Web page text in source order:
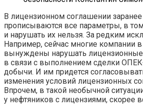
В лицензионном соглашении заранее
прописываются все параметры, в
и нарушать их нельзя. За редким
Например, сейчас многие компании
вынуждены нарушать
в связи с выполнением сделки
добычи. И им придется
изменения условий лицензионных
Впрочем, в такой необычной
у нефтяников с лицензиями, скорее